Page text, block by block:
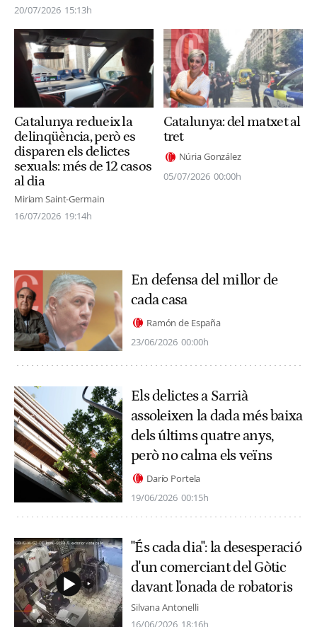
20/07/2026 15:13h
Catalunya redueix la
delinqüència, però es
disparen els delictes
sexuals: més de 12 casos
al dia
Miriam Saint-Germain
16/07/2026 19:14h
Catalunya: del matxet al
tret
Núria González
05/07/2026 00:00h
En defensa del millor de
cada casa
Ramón de España
23/06/2026 00:00h
Els delictes a Sarrià
assoleixen la dada més baixa
dels últims quatre anys,
però no calma els veïns
Darío Portela
19/06/2026 00:15h
"És cada dia": la desesperació
d'un comerciant del Gòtic
davant l'onada de robatoris
Silvana Antonelli
16/06/2026 18:16h